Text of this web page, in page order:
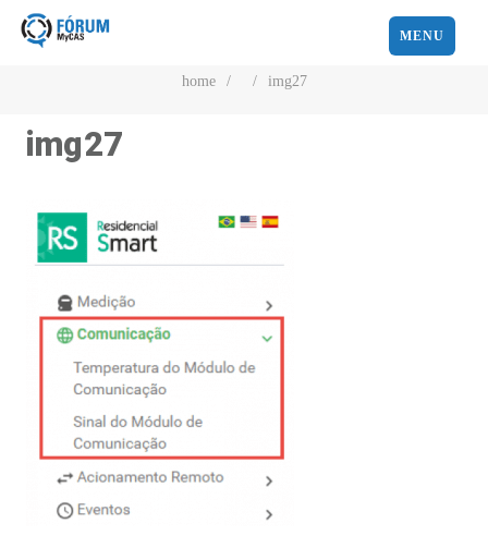
MENU
home / / img27
img27